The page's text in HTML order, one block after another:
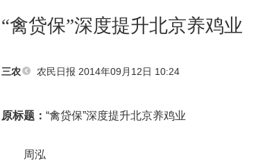
“禽贷保”深度提升北京养鸡业
三农 农民日报 2014年09月12日 10:24
原标题： “禽贷保”深度提升北京养鸡业
周泓